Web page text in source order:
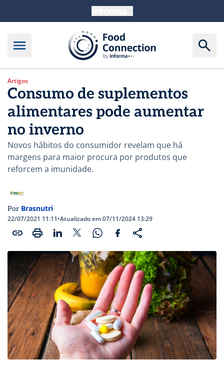
Artigos
Consumo de suplementos
alimentares pode aumentar
no inverno
Novos hábitos do consumidor revelam que há
margens para maior procura por produtos que
reforcem a imunidade.
Por Brasnutri
22/07/2021 11:11•Atualizado em 07/11/2024 13:29